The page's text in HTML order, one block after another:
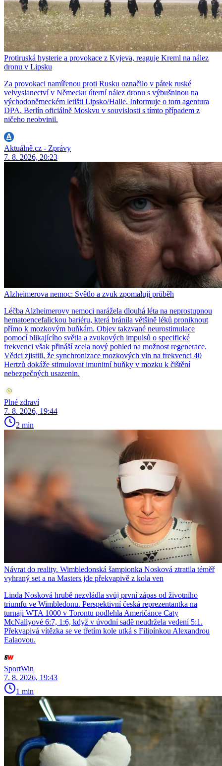
Protiruská hysterie a provokace z Kyjeva, reaguje Kreml na nález
dronu v Lipsku
Za provokaci namířenou proti Rusku označilo v pátek ruské
velvyslanectví v Německu úterní nález dronu s výbušninou na
východoněmeckém letišti Lipsko/Halle. Informuje o tom agentura
DPA. Berlín oficiálně Moskvu v souvislosti s tímto případem z
ničeho neobvinil.
Aktuálně.cz - Zprávy
7. 8. 2026, 20:23
Alzheimerova nemoc: Světlo a zvuk zpomalují průběh
Léčba Alzheimerovy nemoci narážela dlouhá léta na neprostupnou
hematoencefalickou bariéru, která bránila většině léků proniknout
přímo k mozkovým buňkám. Objev takzvané neurostimulace
pomocí blikajícího světla a zvukových impulsů o specifické
frekvenci však přináší zcela nový pohled na možnost regenerace.
Vědci zjistili, že synchronizace mozkových vln na frekvenci 40
Hertzů dokáže stimulovat imunitní buňky v mozku k čištění
nebezpečných usazenin.
Plné zdraví
7. 8. 2026, 19:44
2 min
Návrat do reality. Wimbledonská šampionka Nosková ztratila téměř
vyhraný set a na Masters jde překvapivě z kola ven
Linda Nosková hrubě nezvládla svůj první zápas od životního
triumfu ve Wimbledonu. Perspektivní česká reprezentantka na
turnaji WTA 1000 v Torontu podlehla Američance Caty
McNallyové 6:7, 1:6, když v úvodní sadě neudržela vedení 5:1.
Překvapivá vítězka se ve třetím kole utká s Filipínkou Alexandrou
Ealaovou.
SportWin
7. 8. 2026, 19:43
1 min